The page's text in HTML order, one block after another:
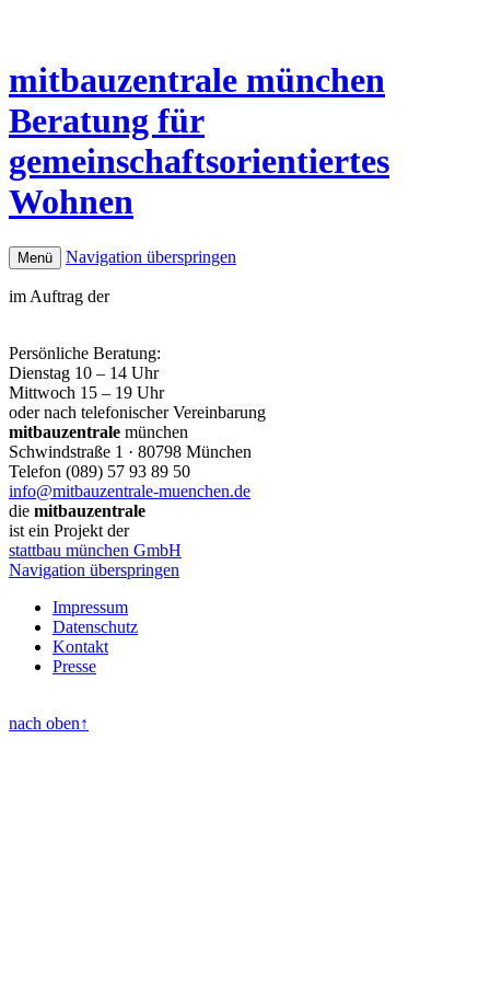
mitbauzentrale münchen
Beratung für
gemeinschaftsorientiertes
Wohnen
Menü Navigation überspringen
im Auftrag der
Persönliche Beratung:
Dienstag 10 – 14 Uhr
Mittwoch 15 – 19 Uhr
oder nach telefonischer Vereinbarung
mitbauzentrale münchen
Schwindstraße 1 · 80798 München
Telefon (089) 57 93 89 50
info@mitbauzentrale-muenchen.de
die mitbauzentrale
ist ein Projekt der
stattbau münchen GmbH
Navigation überspringen
Impressum
Datenschutz
Kontakt
Presse
nach oben↑